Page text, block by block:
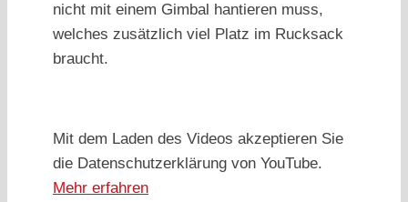
nicht mit einem Gimbal hantieren muss,
welches zusätzlich viel Platz im Rucksack
braucht.
Mit dem Laden des Videos akzeptieren Sie
die Datenschutzerklärung von YouTube.
Mehr erfahren